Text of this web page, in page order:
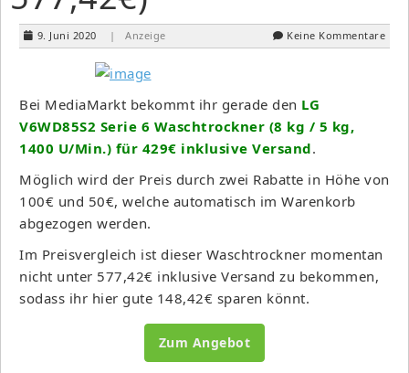
9. Juni 2020 | Anzeige Keine Kommentare
Bei MediaMarkt bekommt ihr gerade den LG
V6WD85S2 Serie 6 Waschtrockner (8 kg / 5 kg,
1400 U/Min.) für 429€ inklusive Versand.
Möglich wird der Preis durch zwei Rabatte in Höhe von
100€ und 50€, welche automatisch im Warenkorb
abgezogen werden.
Im Preisvergleich ist dieser Waschtrockner momentan
nicht unter 577,42€ inklusive Versand zu bekommen,
sodass ihr hier gute 148,42€ sparen könnt.
Zum Angebot